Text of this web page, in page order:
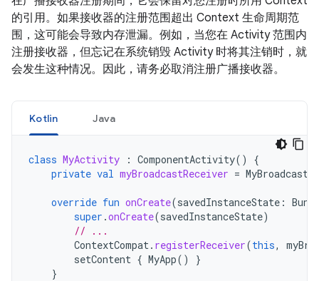
的引用。如果接收器的注册范围超出 Context 生命周期范
围，这可能会导致内存泄漏。例如，当您在 Activity 范围内
注册接收器，但忘记在系统销毁 Activity 时将其注销时，就
会发生这种情况。因此，请务必取消注册广播接收器。
Kotlin Java
class MyActivity : ComponentActivity()
{
private val myBroadcastReceiver =
override fun onCreate(savedInstanceState :
super .onCreate(savedInstanceState)
// ...
ContextCompat. registerReceiver(this,
setContent { MyApp()
}
}